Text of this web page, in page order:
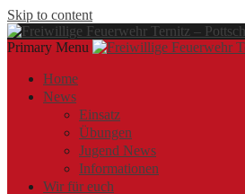
Skip to content
Primary Menu
Freiwillige Feuerwehr Ternitz – Pottschach
Home
News
Einsatz
Übungen
Jugend News
Informationen
Wir für euch